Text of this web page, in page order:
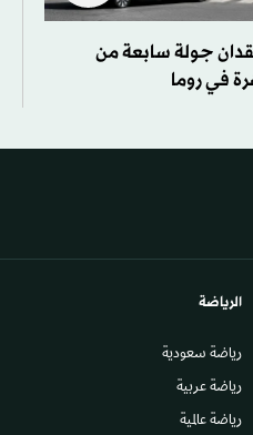
جولة سابعة من
في روما
الرياضة
رياضة سعودية
رياضة عربية
رياضة عالمية